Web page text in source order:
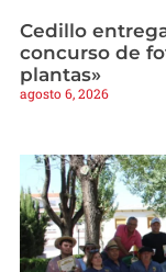
Cedillo
concurso de
plantas»
agosto 6, 2026